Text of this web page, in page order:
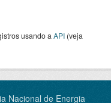
usando a API (veja
Nacional de Energia